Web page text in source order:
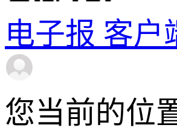
电子报 客户
您当前的位